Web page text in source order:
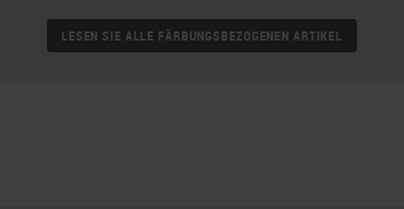
LESEN SIE ALLE FÄRBUNGSBEZOGENEN ARTIKEL